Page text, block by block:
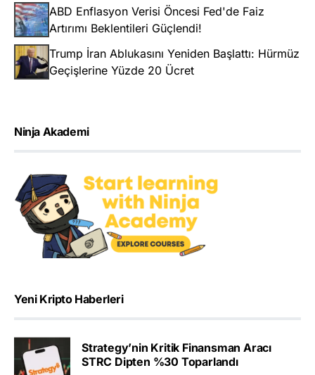
ABD Enflasyon Verisi Öncesi Fed'de Faiz
Artırımı Beklentileri Güçlendi!
Trump İran Ablukasını Yeniden Başlattı: Hürmüz
Geçişlerine Yüzde 20 Ücret
Ninja Akademi
Yeni Kripto Haberleri
Strategy’nin Kritik Finansman Aracı
STRC Dipten %30 Toparlandı